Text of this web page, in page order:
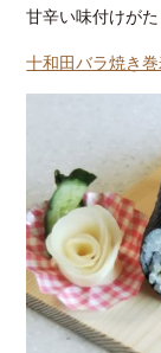
甘辛い味付けがた
十和田バラ焼き